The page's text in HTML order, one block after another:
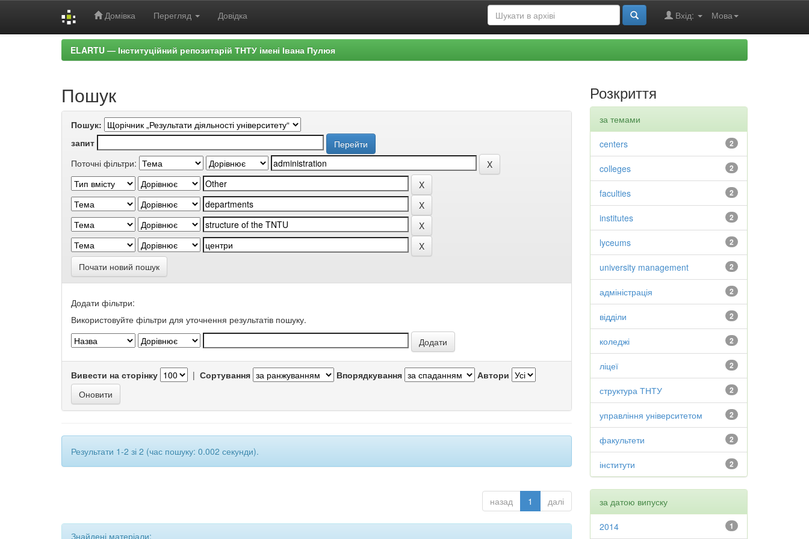
Домівка Перегляд Довідка Мова
Вхід:
ELARTU — Інституційний репозитарій ТНТУ імені Івана Пулюя
Пошук
Пошук:
запит
Поточні фільтри:
Почати новий пошук
Додати фільтри:
Використовуйте фільтри для уточнення результатів пошуку.
Вивести на сторінку | Сортування Впорядкування Автори
Результати 1-2 зі 2 (час пошуку: 0.002 секунди).
назад 1 далі
Знайдені матеріали:
Розкриття
за темами
2
centers
2
colleges
2
faculties
2
institutes
2
lyceums
2
university management
2
адміністрація
2
відділи
2
коледжі
2
ліцеї
2
структура ТНТУ
2
управління університетом
2
факультети
2
інститути
за датою випуску
1
2014